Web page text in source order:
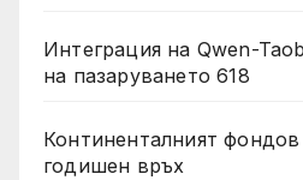
Интеграция на Qwen-
на пазаруването 618
Континенталният фондов
годишен връх